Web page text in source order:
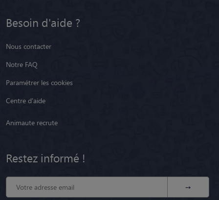
Besoin d'aide ?
Nous contacter
Notre FAQ
Paramétrer les cookies
Centre d'aide
Animaute recrute
Restez informé !